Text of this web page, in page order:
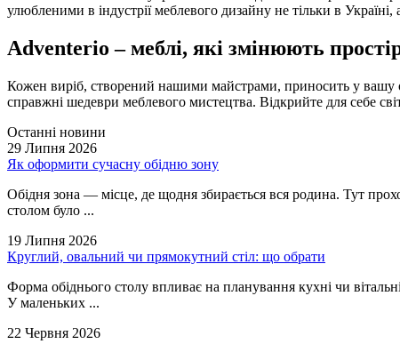
улюбленими в індустрії меблевого дизайну не тільки в
Adventerio – меблі, які змінюють
Кожен виріб, створений нашими майстрами, приносить у вашу
справжні шедеври меблевого мистецтва. Відкрийте для себе
Останні новини
29 Липня 2026
Як оформити сучасну обідню зону
Обідня зона — місце, де щодня збирається вся родина. Тут
столом було ...
19 Липня 2026
Круглий, овальний чи прямокутний стіл: що обрати
Форма обіднього столу впливає на планування кухні чи
У маленьких ...
22 Червня 2026